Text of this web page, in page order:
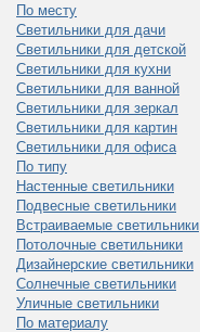
По месту
Светильники для дачи
Светильники для детской
Светильники для кухни
Светильники для ванной
Светильники для зеркал
Светильники для картин
Светильники для офиса
По типу
Настенные светильники
Подвесные светильники
Встраиваемые светильники
Потолочные светильники
Дизайнерские светильники
Солнечные светильники
Уличные светильники
По материалу